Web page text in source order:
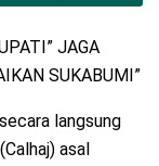
JAGA
SUKABUMI”
langsung
asal